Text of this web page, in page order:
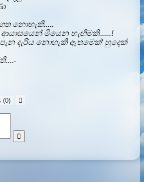
නොහැකි.....
මියෙන හැඟීමකි......!
දැරිය නොහැකි ඇතමෙක්' හුදෙක්
(0) 
